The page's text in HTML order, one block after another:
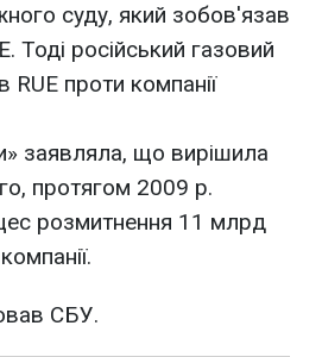
суду, який зобов'язав
Тоді російський газовий
проти компанії
заявляла, що вирішила
протягом 2009 р.
розмитнення 11 млрд
СБУ.